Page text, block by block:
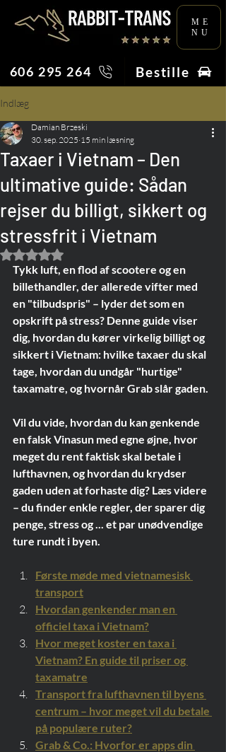
ME
NU
606 295 264 Bestille
Indlæg
Taxaer i Vietnam – Den
ultimative guide: Sådan
rejser du billigt, sikkert og
stressfrit i Vietnam
Damian Brzeski
30. sep. 2025 15 min læsning
Bedømt til NaN ud af 5 stjerner.
Tykk luft, en flod af scootere og en
billethandler, der allerede vifter med
en "tilbudspris" – lyder det som en
opskrift på stress? Denne guide viser
dig, hvordan du kører virkelig billigt og
sikkert i Vietnam: hvilke taxaer du skal
tage, hvordan du undgår "hurtige"
taxamatre, og hvornår Grab slår gaden.
Vil du vide, hvordan du kan genkende
en falsk Vinasun med egne øjne, hvor
meget du rent faktisk skal betale i
lufthavnen, og hvordan du krydser
gaden uden at forhaste dig? Læs videre
– du finder enkle regler, der sparer dig
penge, stress og ... et par unødvendige
ture rundt i byen.
Første møde med vietnamesisk
transport
Hvordan genkender man en
officiel taxa i Vietnam?
Hvor meget koster en taxa i
Vietnam? En guide til priser og
taxamatre
Transport fra lufthavnen til byens
centrum – hvor meget vil du betale
på populære ruter?
Grab & Co.: Hvorfor er apps din